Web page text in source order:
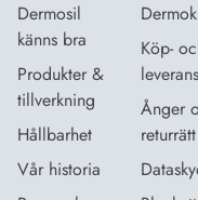
Dermosil
känns bra
Produkter &
tillverkning
Hållbarhet
Vår historia
Köp-
Ånger
returrätt